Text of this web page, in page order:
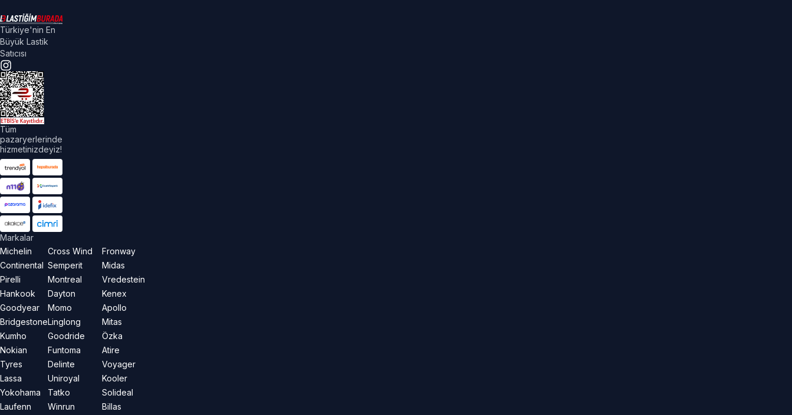
Türkiye'nin En
Büyük Lastik
Satıcısı
Tüm
pazaryerlerinde
hizmetinizdeyiz!
Markalar
Michelin
Continental
Pirelli
Hankook
Goodyear
Bridgestone
Kumho
Nokian
Tyres
Lassa
Yokohama
Laufenn
Cross Wind
Semperit
Montreal
Dayton
Momo
Linglong
Goodride
Funtoma
Delinte
Uniroyal
Tatko
Winrun
Fronway
Midas
Vredestein
Kenex
Apollo
Mitas
Özka
Atire
Voyager
Kooler
Solideal
Billas